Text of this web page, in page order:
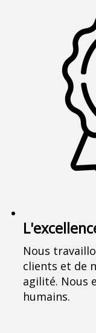
Nous
clients et de
agilité. Nous
humains.